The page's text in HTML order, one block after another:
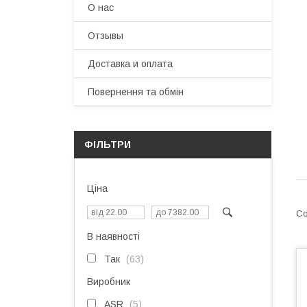
О нас
Отзывы
Доставка и оплата
Повернення та обмін
ФІЛЬТРИ
Ціна
В наявності
Так 63
Виробник
ASR 5